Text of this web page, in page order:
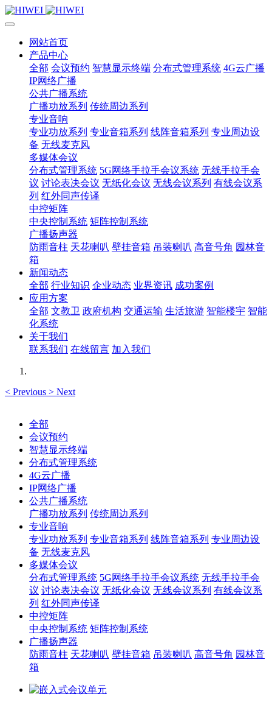
网站首页
产品中心
全部 会议预约 智慧显示终端 分布式管理系统 4G云广播
IP网络广播
公共广播系统
广播功放系列 传统周边系列
专业音响
专业功放系列 专业音箱系列 线阵音箱系列 专业周边设
备 无线麦克风
多媒体会议
分布式管理系统 5G网络手拉手会议系统 无线手拉手会
议 讨论表决会议 无纸化会议 无线会议系列 有线会议系
列 红外同声传译
中控矩阵
中央控制系统 矩阵控制系统
广播扬声器
防雨音柱 天花喇叭 壁挂音箱 吊装喇叭 高音号角 园林音
箱
新闻动态
全部 行业知识 企业动态 业界资讯 成功案例
应用方案
全部 文教卫 政府机构 交通运输 生活旅游 智能楼宇 智能
化系统
关于我们
联系我们 在线留言 加入我们
< Previous > Next
全部
会议预约
智慧显示终端
分布式管理系统
4G云广播
IP网络广播
公共广播系统
广播功放系列 传统周边系列
专业音响
专业功放系列 专业音箱系列 线阵音箱系列 专业周边设
备 无线麦克风
多媒体会议
分布式管理系统 5G网络手拉手会议系统 无线手拉手会
议 讨论表决会议 无纸化会议 无线会议系列 有线会议系
列 红外同声传译
中控矩阵
中央控制系统 矩阵控制系统
广播扬声器
防雨音柱 天花喇叭 壁挂音箱 吊装喇叭 高音号角 园林音
箱